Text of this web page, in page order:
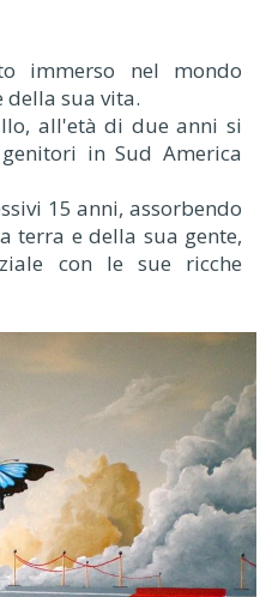
immerso nel mondo
sua vita.
all'età di due anni si
in Sud America
15 anni, assorbendo
terra e della sua gente,
con le sue ricche